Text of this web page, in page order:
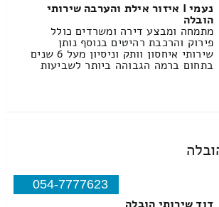
נעמי I איזור אילת והערבה שירותי
הובלה
מתמחה ומבצע דירה ומשרדים כולל
פירוק והרכבת רהיטים בנוסף נותן
שירותי איחסון וותק וניסיון מעל 6 שנים
בתחום ברמה הגבוהה ביותר לשביעות
054-7777623